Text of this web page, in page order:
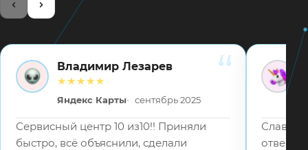
ВЛ
Владимир Лезарев
★★★★★
Яндекс Карты сентябрь 2025
Сервисный центр 10 из10!! Приняли
быстро, всё объяснили, сделали
ВВ
Слава